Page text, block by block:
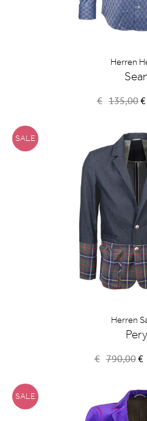
Herren
€ 135,00€
SALE
Herren
Pery
€ 790,00€
SALE